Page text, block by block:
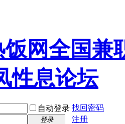
自动登录 找回密码
登录 注册